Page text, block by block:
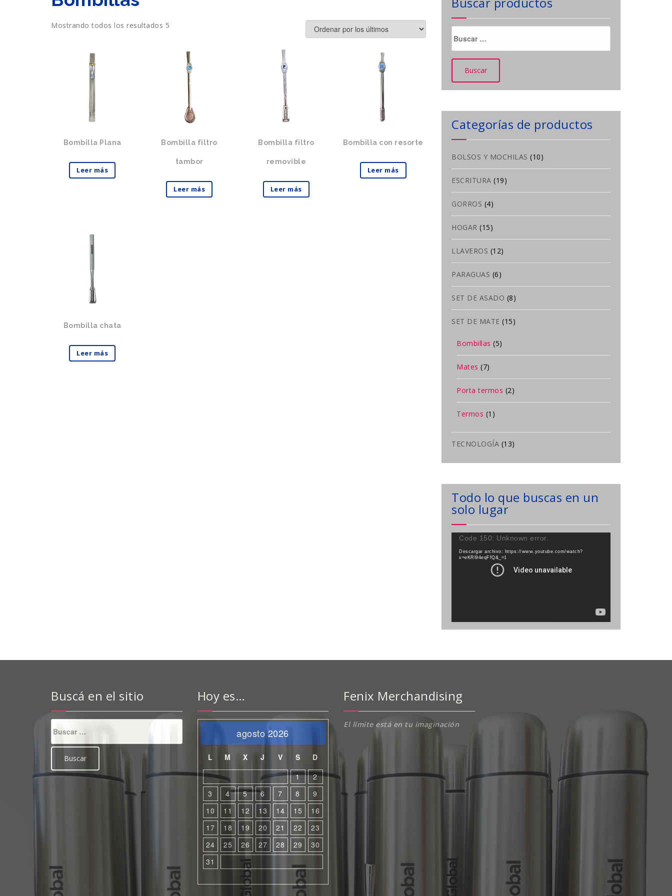
Mostrando todos los resultados 5
Bombilla Plana
Leer más
Bombilla filtro
tambor
Leer más
Bombilla filtro
removible
Leer más
Bombilla con resorte
Leer más
Bombilla chata
Leer más
Categorías de productos
BOLSOS Y MOCHILAS (10)
ESCRITURA (19)
GORROS (4)
HOGAR (15)
LLAVEROS (12)
PARAGUAS (6)
SET DE ASADO (8)
SET DE MATE (15)
Bombillas (5)
Mates (7)
Porta termos (2)
Termos (1)
TECNOLOGÍA (13)
Todo lo que buscas en un
solo lugar
Reproductor
de
vídeo
Code 150: Unknown error.
Descargar archivo: https://www.youtube.com/watch?
v=eKRl94eqFfQ&_=1
Buscá en el sitio Hoy es…
agosto 2026
L M X J V S
D
1
2
3
4 5 6 7 8
9
10
11 12 13 14 15
16
17
18 19 20 21 22
23
24
25 26 27 28 29
30
31
Fenix Merchandising
El límite está en tu imaginación